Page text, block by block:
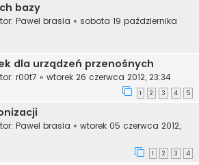
bazy
Pawel brasia « sobota 19 października
dla urządzeń przenośnych
r00t7 « wtorek 26 czerwca 2012, 23:34
1 2 3 4 5
Pawel brasia « wtorek 05 czerwca 2012,
1 2 3 4